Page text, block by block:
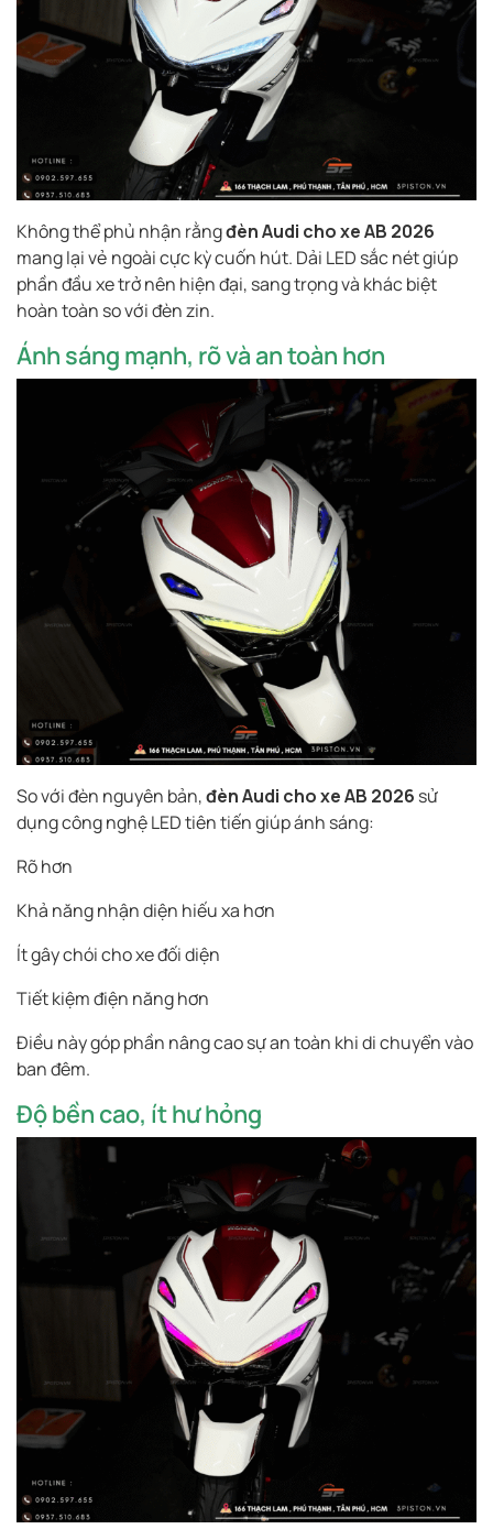
Không thể phủ nhận rằngđèn Audi cho xe AB 2026
mang lại vẻ ngoài cực kỳ cuốn hút. Dải LED sắc nét giúp
phần đầu xe trở nên hiện đại, sang trọng và khác biệt
hoàn toàn so với đèn zin.
Ánh sáng mạnh, rõ và an toàn hơn
So với đèn nguyên bản,đèn Audi cho xe AB 2026 sử
dụng công nghệ LED tiên tiến giúp ánh sáng:
Rõ hơn
Khả năng nhận diện hiếu xa hơn
Ít gây chói cho xe đối diện
Tiết kiệm điện năng hơn
Điều này góp phần nâng cao sự an toàn khi di chuyển vào
ban đêm.
Độ bền cao, ít hư hỏng